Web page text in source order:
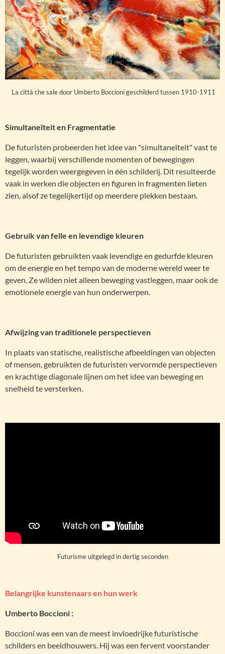
La città che sale door Umberto Boccioni geschilderd tussen 1910-1911
Simultaneïteit en Fragmentatie
De futuristen probeerden het idee van "simultaneïteit" vast te
leggen, waarbij verschillende momenten of bewegingen
tegelijk worden weergegeven in één schilderij. Dit resulteerde
vaak in werken die objecten en figuren in fragmenten lieten
zien, alsof ze tegelijkertijd op meerdere plekken bestaan.
Gebruik van felle en levendige kleuren
De futuristen gebruikten vaak levendige en gedurfde kleuren
om de energie en het tempo van de moderne wereld weer te
geven. Ze wilden niet alleen beweging vastleggen, maar ook de
emotionele energie van hun onderwerpen.
Afwijzing van traditionele perspectieven
In plaats van statische, realistische afbeeldingen van objecten
of mensen, gebruikten de futuristen vervormde perspectieven
en krachtige diagonale lijnen om het idee van beweging en
snelheid te versterken.
Futurisme uitgelegd in dertig seconden
Belangrijke kunstenaars en hun werk
Umberto Boccioni :
Boccioni was een van de meest invloedrijke futuristische
schilders en beeldhouwers. Hij was een fervent voorstander